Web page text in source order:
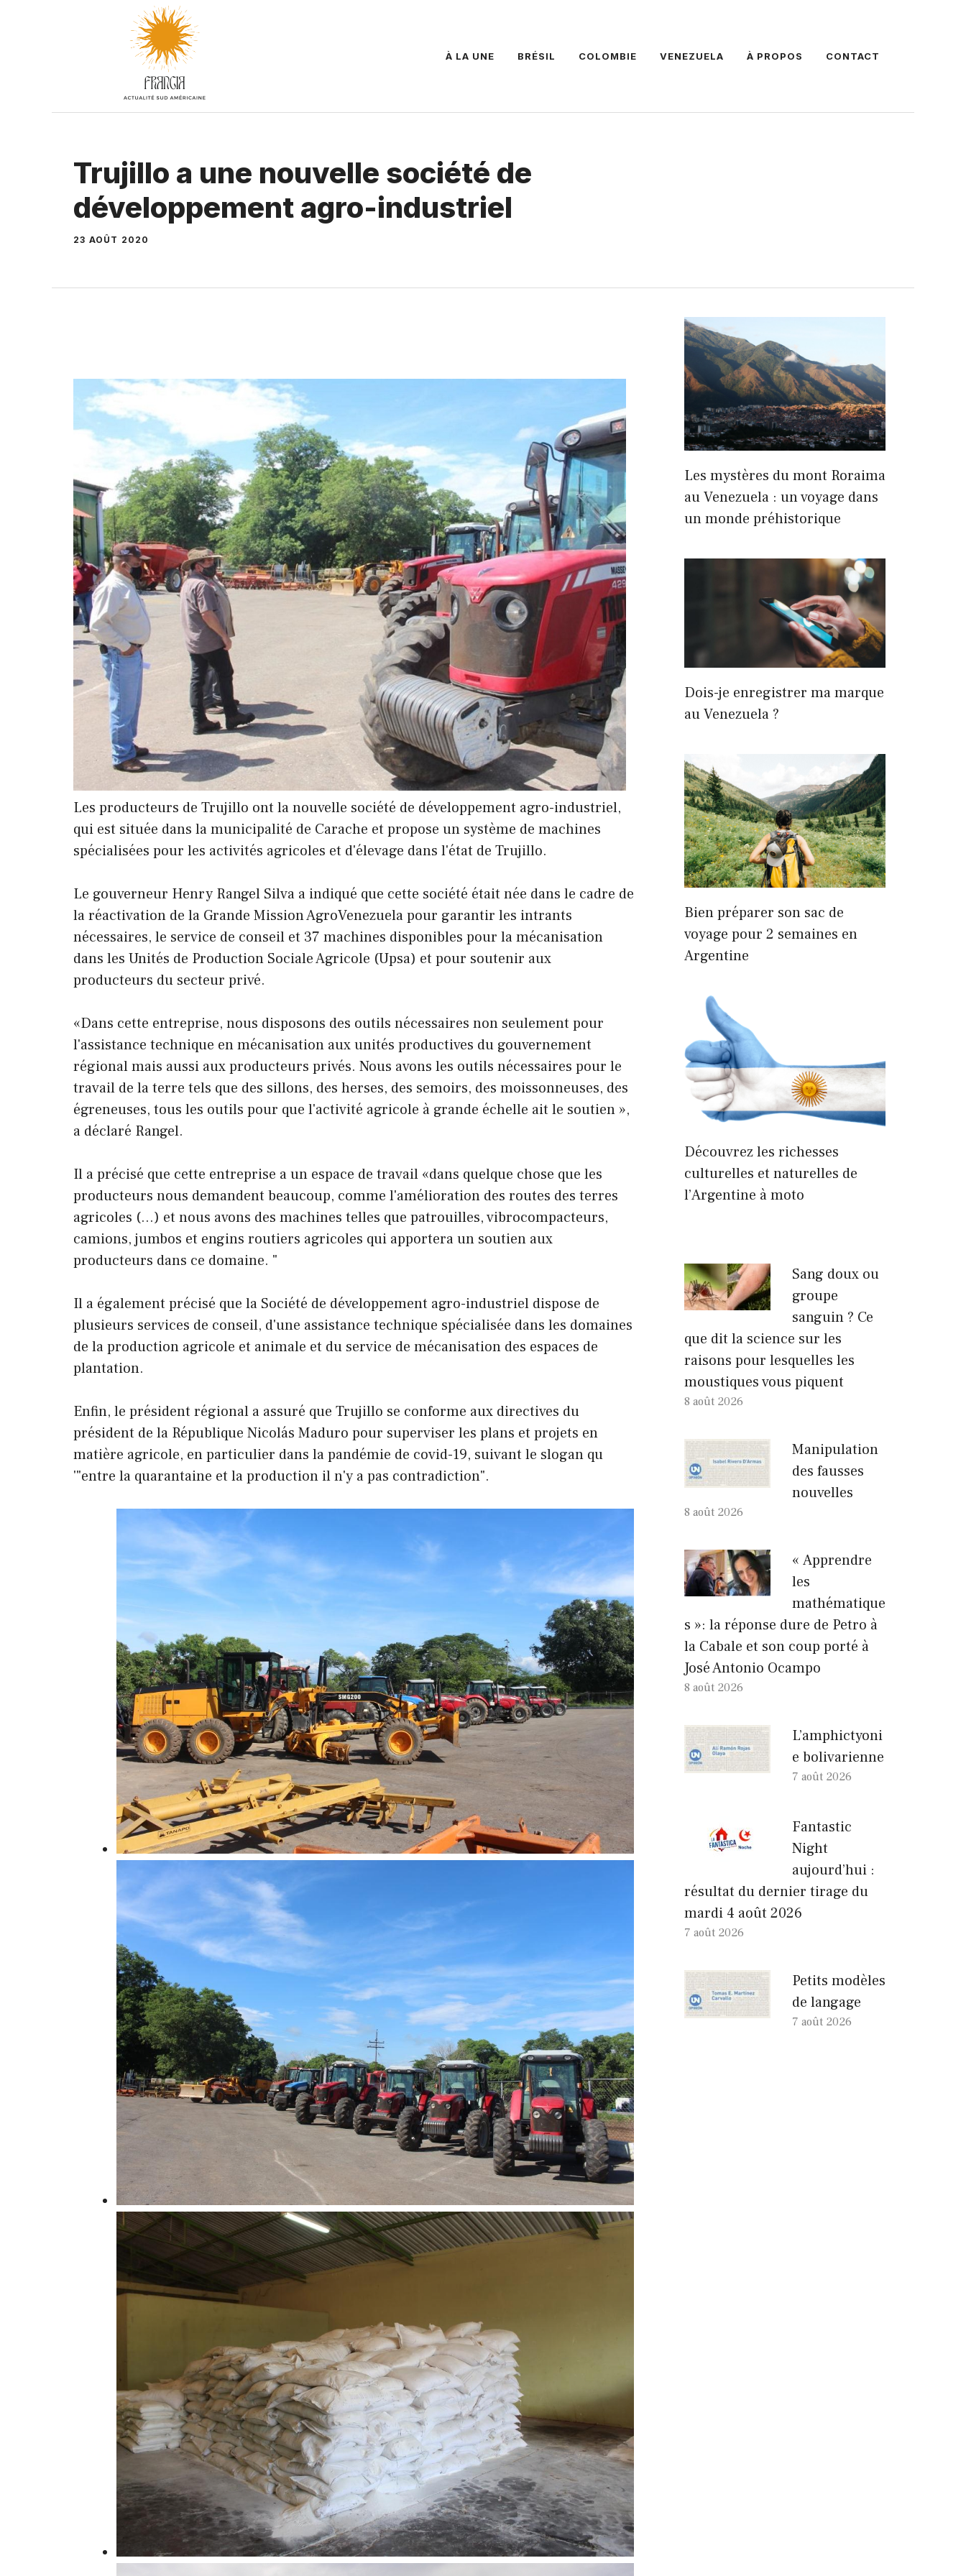
À LA UNE BRÉSIL COLOMBIE VENEZUELA À PROPOS CONTACT
Trujillo a une nouvelle société de
développement agro-industriel
23 AOÛT 2020
Les producteurs de Trujillo ont la nouvelle société de développement agro-industriel,
qui est située dans la municipalité de Carache et propose un système de machines
spécialisées pour les activités agricoles et d'élevage dans l'état de Trujillo.
Le gouverneur Henry Rangel Silva a indiqué que cette société était née dans le cadre de
la réactivation de la Grande Mission AgroVenezuela pour garantir les intrants
nécessaires, le service de conseil et 37 machines disponibles pour la mécanisation
dans les Unités de Production Sociale Agricole (Upsa) et pour soutenir aux
producteurs du secteur privé.
«Dans cette entreprise, nous disposons des outils nécessaires non seulement pour
l'assistance technique en mécanisation aux unités productives du gouvernement
régional mais aussi aux producteurs privés. Nous avons les outils nécessaires pour le
travail de la terre tels que des sillons, des herses, des semoirs, des moissonneuses, des
égreneuses, tous les outils pour que l'activité agricole à grande échelle ait le soutien »,
a déclaré Rangel.
Il a précisé que cette entreprise a un espace de travail «dans quelque chose que les
producteurs nous demandent beaucoup, comme l'amélioration des routes des terres
agricoles (…) et nous avons des machines telles que patrouilles, vibrocompacteurs,
camions, jumbos et engins routiers agricoles qui apportera un soutien aux
producteurs dans ce domaine. "
Il a également précisé que la Société de développement agro-industriel dispose de
plusieurs services de conseil, d'une assistance technique spécialisée dans les domaines
de la production agricole et animale et du service de mécanisation des espaces de
plantation.
Enfin, le président régional a assuré que Trujillo se conforme aux directives du
président de la République Nicolás Maduro pour superviser les plans et projets en
matière agricole, en particulier dans la pandémie de covid-19, suivant le slogan qu
'"entre la quarantaine et la production il n'y a pas contradiction".
Les mystères du mont Roraima
au Venezuela : un voyage dans
un monde préhistorique
Dois-je enregistrer ma marque
au Venezuela ?
Bien préparer son sac de
voyage pour 2 semaines en
Argentine
Découvrez les richesses
culturelles et naturelles de
l’Argentine à moto
Sang doux ou
groupe
sanguin ? Ce
que dit la science sur les
raisons pour lesquelles les
moustiques vous piquent
8 août 2026
Manipulation
des fausses
nouvelles
8 août 2026
« Apprendre
les
mathématique
s »: la réponse dure de Petro à
la Cabale et son coup porté à
José Antonio Ocampo
8 août 2026
L’amphictyoni
e bolivarienne
7 août 2026
Fantastic
Night
aujourd’hui :
résultat du dernier tirage du
mardi 4 août 2026
7 août 2026
Petits modèles
de langage
7 août 2026